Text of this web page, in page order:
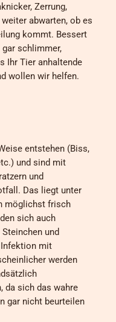
Zerrung,
abwarten, ob es
kommt. Bessert
schlimmer,
Ihr Tier anhaltende
wollen wir helfen.
entstehen (Biss,
und sind mit
und
Das liegt unter
möglichst frisch
sich auch
und
Infektion mit
werden
da sich das wahre
gar nicht beurteilen